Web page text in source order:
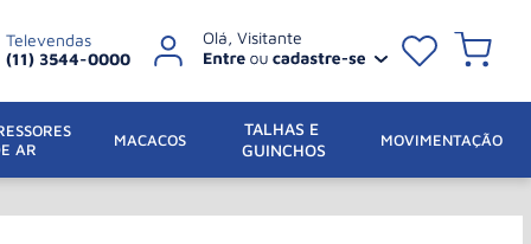
Televendas
(11) 3544-0000
AR
MACACOS
TALHAS E
GUINCHOS
MOVIMENTAÇÃO